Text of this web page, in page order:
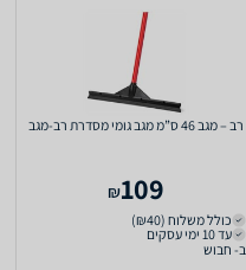
רב – מגב 46 ס”מ מגב גומי מסדרת רב-מגב
109
₪
כולל משלוח (₪40)
עד 10 ימי עסקים
ב- חבוש